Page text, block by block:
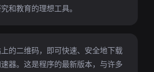
和教育的理想工具。
的二维码，即可快速、安全地下载
器。这是程序的最新版本，与许多